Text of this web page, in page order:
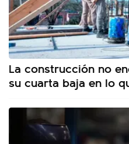
La construcción no
su cuarta baja en lo